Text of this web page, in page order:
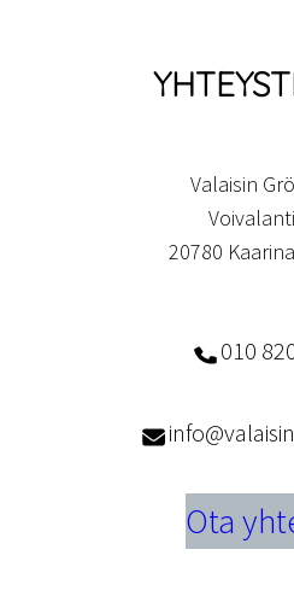
Valaisin
20780
010
Ota